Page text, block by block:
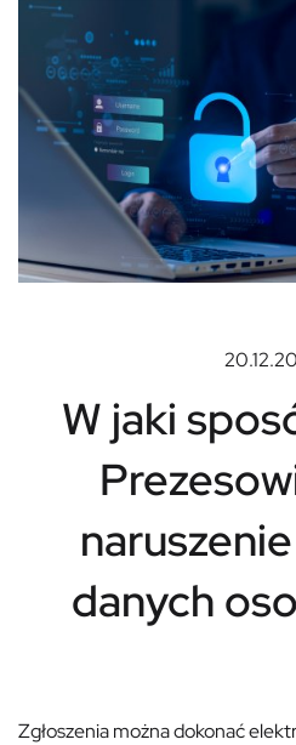
W jaki
danych
Zgłoszenia można dokonać